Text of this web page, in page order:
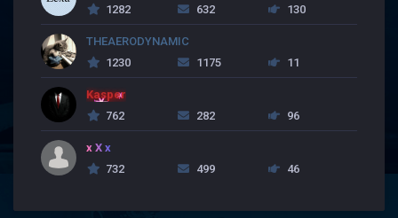
1282
632 130
THEAERODYNAMIC
1230
1175 11
Kasper
762
282 96
x X x
732
499 46